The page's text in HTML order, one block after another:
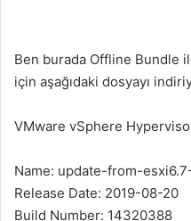
Ben burada Offline Bundle
için aşağıdaki dosyayı
VMware vSphere
Name: update-from-
Release Date: 2019-08-20
Build Number: 14320388